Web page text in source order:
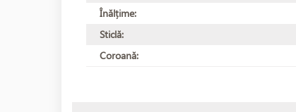
Înălțime:
Sticlă:
Coroană: